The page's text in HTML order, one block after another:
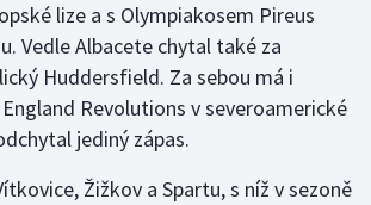
lize a s Olympiakosem Pireus
Vedle Albacete chytal také za
Huddersfield. Za sebou má i
Revolutions v severoamerické
jediný zápas.
Žižkov a Spartu, s níž v sezoně